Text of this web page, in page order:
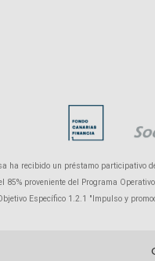
ha recibido un préstamo participativo
85% proveniente del Programa
Específico 1.2.1 "Impulso y